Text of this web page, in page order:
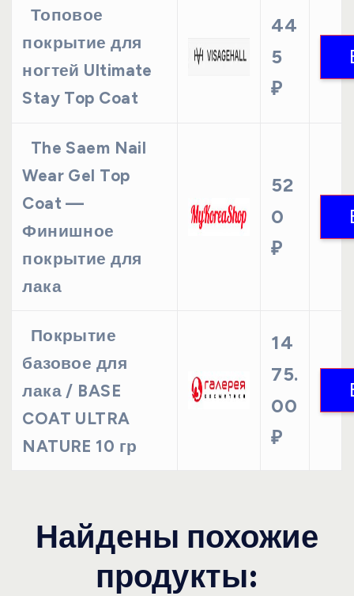
Топовое
покрытие для
ногтей Ultimate
Stay Top Coat
44
5
₽
The Saem Nail
Wear Gel Top
Coat —
Финишное
покрытие для
лака
52
0
₽
Покрытие
базовое для
лака / BASE
COAT ULTRA
NATURE 10 гр
14
75.
00
₽
Найдены похожие
продукты: